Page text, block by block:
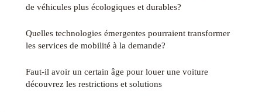
de véhicules plus écologiques et durables?
Quelles technologies émergentes pourraient transformer
les services de mobilité à la demande?
Faut-il avoir un certain âge pour louer une voiture
découvrez les restrictions et solutions